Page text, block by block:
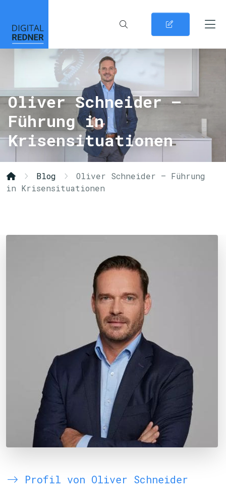
Oliver Schneider –
Führung in
Krisensituationen
Blog
Oliver Schneider – Führung
in Krisensituationen
Profil von Oliver Schneider